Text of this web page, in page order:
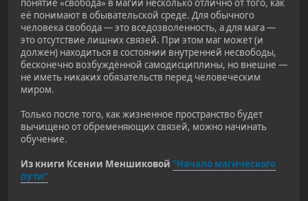
понятие «свобода» в магии несколько отлично от того, как
её понимают в обывательской среде. Для обычного
человека свобода — это вседозволенность, а для мага —
это отсутствие лишних связей. При этом маг может (и
должен) находиться в состоянии внутренней несвободы,
бесконечно возбуждённой самодисциплины, но внешне —
не иметь никаких обязательств перед человеческим
миром.
Только после того, как жизненное пространство будет
вычищено от обременяющих связей, можно начинать
обучение.
Из книги Ксении Меншиковой "Начало магического
пути"